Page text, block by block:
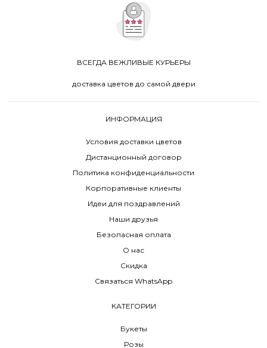
ВСЕГДА ВЕЖЛИВЫЕ КУРЬЕРЫ
доставка цветов до самой двери
ИНФОРМАЦИЯ
Условия доставки цветов
Дистанционный договор
Политика конфиденциальности
Корпоративные клиенты
Идеи для поздравлений
Наши друзья
Безопасная оплата
О нас
Скидка
Связаться WhatsApp
КАТЕГОРИИ
Букеты
Розы